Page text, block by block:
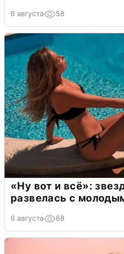
6 августа 58
«Ну вот и всё»:
развелась с
6 августа 68